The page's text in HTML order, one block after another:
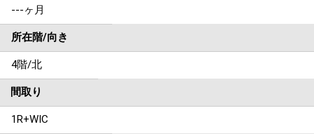
---ヶ月
所在階/向き
4階/北
間取り
1R+WIC